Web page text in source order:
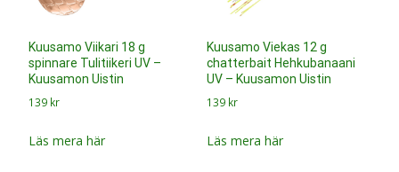
Kuusamo Viikari 18 g
spinnare Tulitiikeri UV –
Kuusamon Uistin
139 kr
Läs mera här
Kuusamo Viekas 12 g
chatterbait Hehkubanaani
UV – Kuusamon Uistin
139 kr
Läs mera här